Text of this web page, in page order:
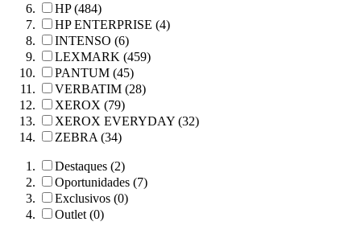
HP (484)
HP ENTERPRISE (4)
INTENSO (6)
LEXMARK (459)
PANTUM (45)
VERBATIM (28)
XEROX (79)
XEROX EVERYDAY (32)
ZEBRA (34)
Destaques (2)
Oportunidades (7)
Exclusivos (0)
Outlet (0)